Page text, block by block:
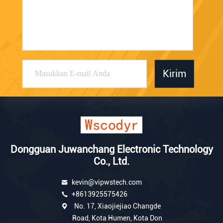
Kirim
Dongguan Juwanchang Electronic Technology
Co., Ltd.
kevin@vipwstech.com
+8613925575426
No. 17, Xiaojiejiao Changde
Road, Kota Humen, Kota Don